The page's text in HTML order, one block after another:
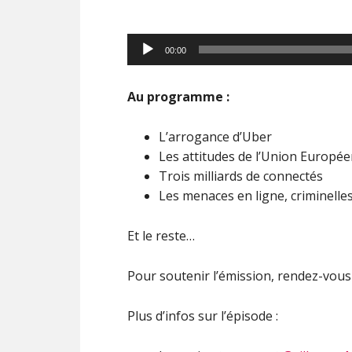
Lecteur
audio
00:00
Au programme :
L’arrogance d’Uber
Les attitudes de l’Union
Trois milliards de connectés
Les menaces en ligne,
Et le reste…
Pour soutenir l’émission, rendez-
Plus d’infos sur l’épisode :